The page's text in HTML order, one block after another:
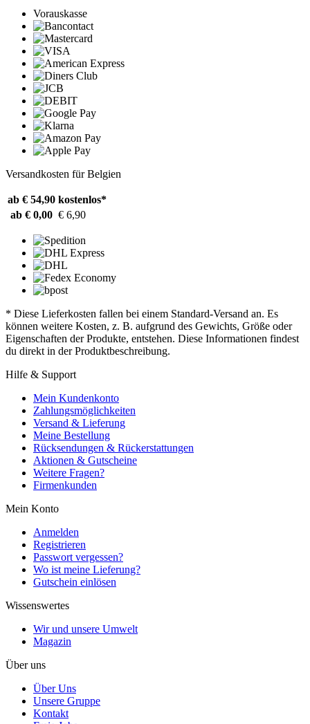
Vorauskasse
Versandkosten für Belgien
ab € 54,90 kostenlos*
ab € 0,00 € 6,90
* Diese Lieferkosten fallen bei einem Standard-Versand an. Es
können weitere Kosten, z. B. aufgrund des Gewichts, Größe oder
Eigenschaften der Produkte, entstehen. Diese Informationen findest
du direkt in der Produktbeschreibung.
Hilfe & Support
Mein Kundenkonto
Zahlungsmöglichkeiten
Versand & Lieferung
Meine Bestellung
Rücksendungen & Rückerstattungen
Aktionen & Gutscheine
Weitere Fragen?
Firmenkunden
Mein Konto
Anmelden
Registrieren
Passwort vergessen?
Wo ist meine Lieferung?
Gutschein einlösen
Wissenswertes
Wir und unsere Umwelt
Magazin
Über uns
Über Uns
Unsere Gruppe
Kontakt